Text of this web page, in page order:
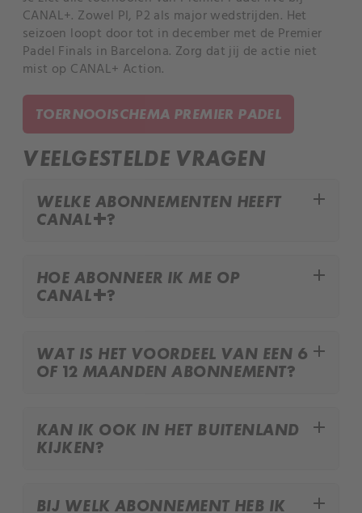
CANAL+. Zowel PI, P2 als major wedstrijden. Het
seizoen loopt door tot in december met de Premier
Padel Finals in Barcelona. Zorg dat jij de actie niet
mist op CANAL+ Action.
TOERNOOISCHEMA PREMIER PADEL
VEELGESTELDE VRAGEN
WELKE ABONNEMENTEN HEEFT
CANAL+?
add
HOE ABONNEER IK ME OP
CANAL+?
add
WAT IS HET VOORDEEL VAN EEN 6
OF 12 MAANDEN ABONNEMENT?
add
KAN IK OOK IN HET BUITENLAND
KIJKEN?
add
BIJ WELK ABONNEMENT HEB IK
add